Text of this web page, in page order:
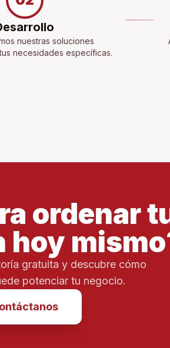
nuestras soluciones
necesidades específicas.
ordenar
hoy
gratuita y descubre cómo
potenciar tu negocio.